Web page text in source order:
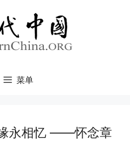
菜单
永相忆 ​——怀念章